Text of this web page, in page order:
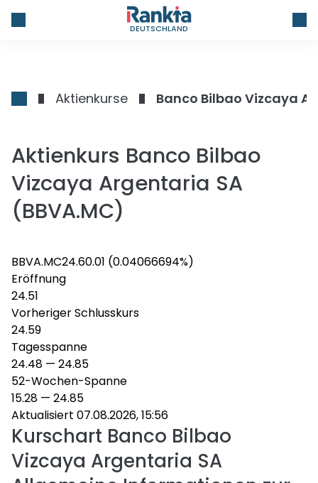
DEUTSCHLAND
Aktienkurse Banco Bilbao Vizcaya
Aktienkurs Banco Bilbao
Vizcaya Argentaria SA
(BBVA.MC)
BBVA.MC24.60.01 (0.04066694%)
Eröffnung
24.51
Vorheriger Schlusskurs
24.59
Tagesspanne
24.48 — 24.85
52-Wochen-Spanne
15.28 — 24.85
Aktualisiert 07.08.2026, 15:56
Kurschart Banco Bilbao
Vizcaya Argentaria SA